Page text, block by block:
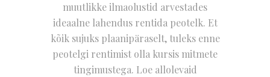
muutlikke ilmaolustid arvestades
ideaalne lahendus rentida peotelk. Et
kõik sujuks plaanipäraselt, tuleks enne
peotelgi rentimist olla kursis mitmete
tingimustega. Loe allolevaid